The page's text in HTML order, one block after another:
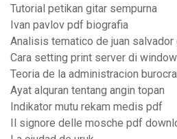
Tutorial petikan gitar sempurna
Ivan pavlov pdf biografia
Analisis tematico de juan salvador
Cara setting print server di
Teoria de la administracion
Ayat alquran tentang angin topan
Indikator mutu rekam medis pdf
Il signore delle mosche pdf